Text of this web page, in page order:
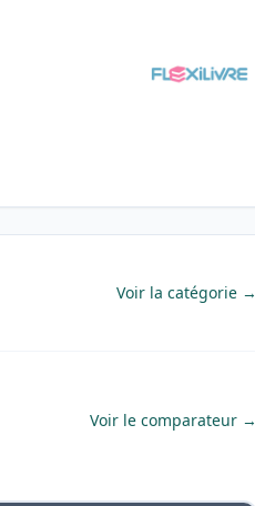
Voir la catégorie →
Voir le comparateur →